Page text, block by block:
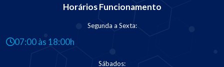
Horários Funcionamento
Segunda a Sexta:
07:00 às 18:00h
Sábados: